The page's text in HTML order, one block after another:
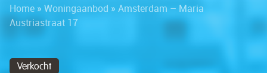
Home » Woningaanbod » Amsterdam – Maria
Austriastraat 17
Verkocht